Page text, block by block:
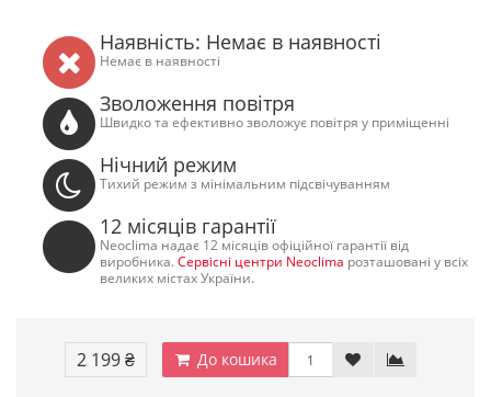
Наявність: Немає в наявності
Немає в наявності
Зволоження повітря
Швидко та ефективно зволожує повітря у приміщенні
Нічний режим
Тихий режим з мінімальним підсвічуванням
12 місяців гарантії
Neoclima надає 12 місяців офіційної гарантії від
виробника. Сервісні центри Neoclima розташовані у всіх
великих містах України.
2 199 ₴ До кошика